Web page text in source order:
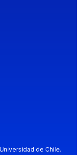
de Chile.